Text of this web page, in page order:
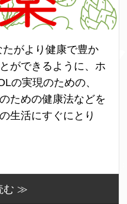
がより健康で豊か
ができるように、ホ
の実現のための、
ための健康法などを
生活にすぐにとり
む ≫